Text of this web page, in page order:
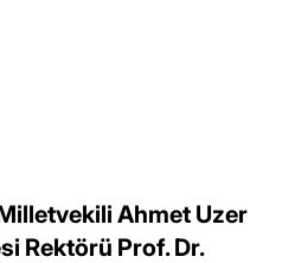
Ahmet Uzer
Rektörü Prof. Dr.